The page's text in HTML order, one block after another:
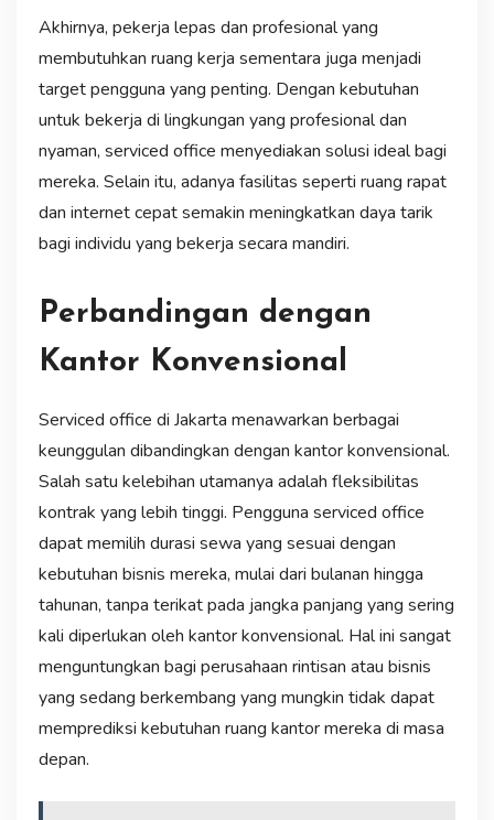
Akhirnya, pekerja lepas dan profesional yang
membutuhkan ruang kerja sementara juga menjadi
target pengguna yang penting. Dengan kebutuhan
untuk bekerja di lingkungan yang profesional dan
nyaman, serviced office menyediakan solusi ideal bagi
mereka. Selain itu, adanya fasilitas seperti ruang rapat
dan internet cepat semakin meningkatkan daya tarik
bagi individu yang bekerja secara mandiri.
Perbandingan dengan
Kantor Konvensional
Serviced office di Jakarta menawarkan berbagai
keunggulan dibandingkan dengan kantor konvensional.
Salah satu kelebihan utamanya adalah fleksibilitas
kontrak yang lebih tinggi. Pengguna serviced office
dapat memilih durasi sewa yang sesuai dengan
kebutuhan bisnis mereka, mulai dari bulanan hingga
tahunan, tanpa terikat pada jangka panjang yang sering
kali diperlukan oleh kantor konvensional. Hal ini sangat
menguntungkan bagi perusahaan rintisan atau bisnis
yang sedang berkembang yang mungkin tidak dapat
memprediksi kebutuhan ruang kantor mereka di masa
depan.